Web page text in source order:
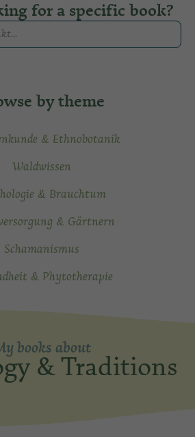
for a specific book?
by theme
& Ethnobotanik
Waldwissen
& Brauchtum
& Gärtnern
Schamanismus
& Phytotherapie
books about
& Traditions